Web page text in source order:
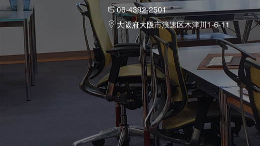
06-4392-2501
大阪府大阪市浪速区木津川1-6-11